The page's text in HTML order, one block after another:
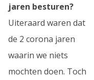
jaren besturen?
Uiteraard waren dat
de 2 corona jaren
waarin we niets
mochten doen. Toch